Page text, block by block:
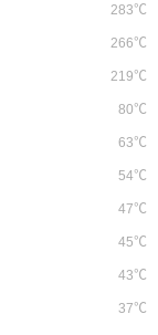
283℃
266℃
219℃
80℃
63℃
54℃
47℃
45℃
43℃
37℃